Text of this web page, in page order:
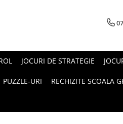
JOCURI DE STRATEGIE
PUZZLE-URI RECHIZITE SCOALA